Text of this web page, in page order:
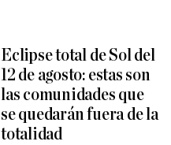
Eclipse total de Sol del
12 de agosto: estas son
las comunidades que
se quedarán fuera de la
totalidad